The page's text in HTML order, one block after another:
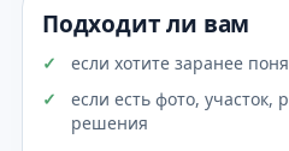
Подходит ли вам
если хотите заранее
если есть фото,
решения